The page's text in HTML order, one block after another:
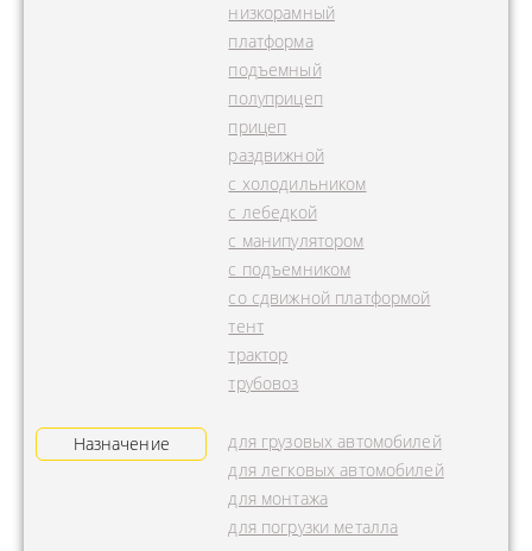
низкорамный
платформа
подъемный
полуприцеп
прицеп
раздвижной
с холодильником
с лебедкой
с манипулятором
с подъемником
со сдвижной платформой
тент
трактор
трубовоз
Назначение
для грузовых автомобилей
для легковых автомобилей
для монтажа
для погрузки металла